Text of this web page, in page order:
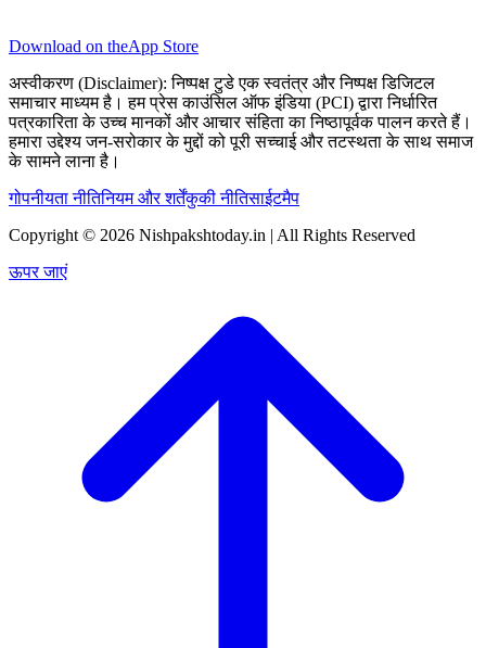
Download on theApp Store
अस्वीकरण (Disclaimer): निष्पक्ष टुडे एक स्वतंत्र और निष्पक्ष डिजिटल
समाचार माध्यम है। हम प्रेस काउंसिल ऑफ इंडिया (PCI) द्वारा निर्धारित
पत्रकारिता के उच्च मानकों और आचार संहिता का निष्ठापूर्वक पालन करते हैं।
हमारा उद्देश्य जन-सरोकार के मुद्दों को पूरी सच्चाई और तटस्थता के साथ समाज
के सामने लाना है।
गोपनीयता नीतिनियम और शर्तेंकुकी नीतिसाईटमैप
Copyright © 2026 Nishpakshtoday.in | All Rights Reserved
ऊपर जाएं